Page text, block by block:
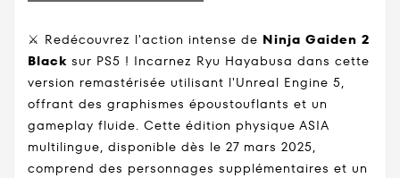
⚔️ Redécouvrez l'action intense de Ninja Gaiden 2
Black sur PS5 ! Incarnez Ryu Hayabusa dans cette
version remastérisée utilisant l'Unreal Engine 5,
offrant des graphismes époustouflants et un
gameplay fluide. Cette édition physique ASIA
multilingue, disponible dès le 27 mars 2025,
comprend des personnages supplémentaires et un